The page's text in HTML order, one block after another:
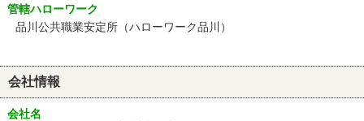
管轄ハローワーク
品川公共職業安定所（ハローワーク品川）
会社情報
会社名